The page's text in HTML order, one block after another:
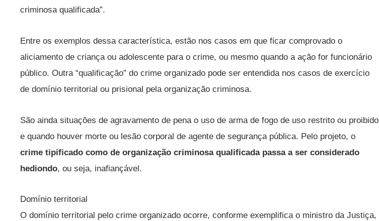
criminosa qualificada”.
Entre os exemplos dessa característica, estão nos casos em que ficar comprovado o
aliciamento de criança ou adolescente para o crime, ou mesmo quando a ação for funcionário
público. Outra “qualificação” do crime organizado pode ser entendida nos casos de exercício
de domínio territorial ou prisional pela organização criminosa.
São ainda situações de agravamento de pena o uso de arma de fogo de uso restrito ou proibido
e quando houver morte ou lesão corporal de agente de segurança pública. Pelo projeto, o
crime tipificado como de organização criminosa qualificada passa a ser considerado
hediondo, ou seja, inafiançável.
Domínio territorial
O domínio territorial pelo crime organizado ocorre, conforme exemplifica o ministro da Justiça,